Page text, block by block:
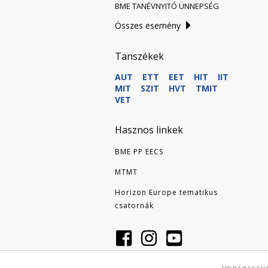
BME TANÉVNYITÓ ÜNNEPSÉG
Összes esemény
Tanszékek
AUT ETT EET HIT
IIT
MIT
SZIT HVT
TMIT
VET
Hasznos linkek
BME PP EECS
MTMT
Horizon Europe tematikus
csatornák